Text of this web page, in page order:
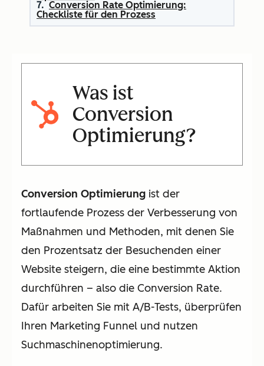
Conversion Rate Optimierung:
Checkliste für den Prozess
Was ist
Conversion
Optimierung?
Conversion Optimierung ist der
fortlaufende Prozess der Verbesserung von
Maßnahmen und Methoden, mit denen Sie
den Prozentsatz der Besuchenden einer
Website steigern, die eine bestimmte Aktion
durchführen – also die Conversion Rate.
Dafür arbeiten Sie mit A/B-Tests, überprüfen
Ihren Marketing Funnel und nutzen
Suchmaschinenoptimierung.